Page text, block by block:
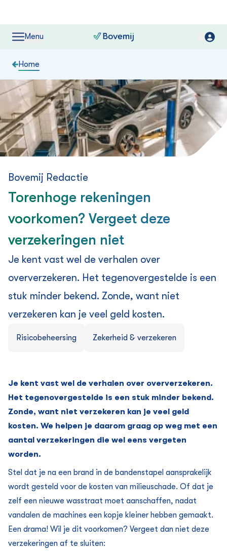
Menu
Home
Bovemij Redactie
Torenhoge rekeningen
voorkomen? Vergeet deze
verzekeringen niet
Je kent vast wel de verhalen over
oververzekeren. Het tegenovergestelde is een
stuk minder bekend. Zonde, want niet
verzekeren kan je veel geld kosten.
Risicobeheersing Zekerheid & verzekeren
Je kent vast wel de verhalen over oververzekeren.
Het tegenovergestelde is een stuk minder bekend.
Zonde, want niet verzekeren kan je veel geld
kosten. We helpen je daarom graag op weg met een
aantal verzekeringen die wel eens vergeten
worden.
Stel dat je na een brand in de bandenstapel aansprakelijk
wordt gesteld voor de kosten van milieuschade. Of dat je
zelf een nieuwe wasstraat moet aanschaffen, nadat
vandalen de machines een kopje kleiner hebben gemaakt.
Een drama! Wil je dit voorkomen? Vergeet dan niet deze
verzekeringen af te sluiten: